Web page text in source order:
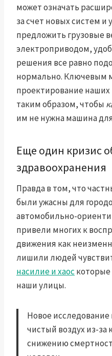
может означать
за счет новых систем и
предложить грузовые
электроприводом,
решения все равно
нормально. Ключевым
проектирование наших
таким образом, чтобы
им не нужна машина
Еще один кризис
здравоохранения
Правда в том, что
были ужасны для
автомобильно-
привели многих к
движения как
лишили людей
насилие и хаос
наши улицы.
Новое исследование
чистый воздух из-за
снижению